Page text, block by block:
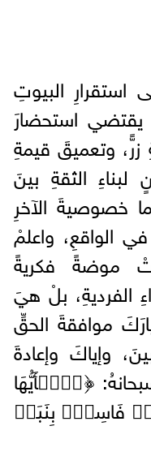
استقرارِ البيوتِ
استحضارَ
وتعميقَ قيمةِ
الثقةِ بينَ
خصوصيةَ الآخرِ
الواقعِ، واعلمْ
موضةً فكريةً
الفرديةِ، بلْ هيَ
موافقةَ الحقِّ
وإياكَ وإعادةَ
﴿یَٰۤأَیُّهَا
فَاسِقُۢ بِنَبَإࣲ